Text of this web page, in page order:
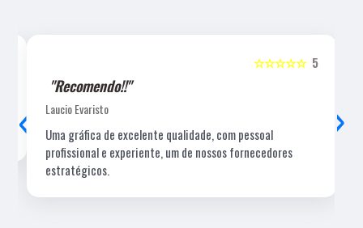
5
☆☆☆☆☆
"Recomendo!!"
Laucio Evaristo
Uma gráfica de excelente qualidade, com pessoal
profissional e experiente, um de nossos fornecedores
estratégicos.
‹ ›